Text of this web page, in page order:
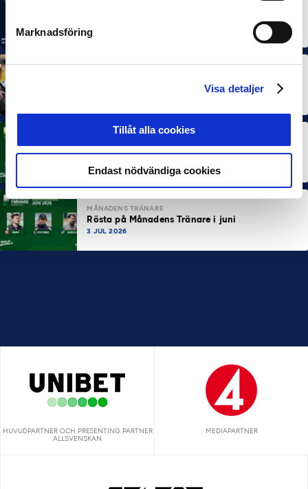
Marknadsföring
Visa detaljer
Tillåt alla cookies
Endast nödvändiga cookies
Dubbla Landskrona-priser när juni summeras
Rösta på Månadens Spelare i juni
MÅNADENS TRÄNARE
Rösta på Månadens Tränare i juni
3 JUL 2026
HUVUDPARTNER OCH PRESENTING PARTNER
ALLSVENSKAN
MEDIAPARTNER